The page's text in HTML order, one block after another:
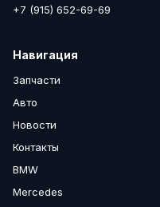
+7 (915) 652-69-69
Навигация
Запчасти
Авто
Новости
Контакты
BMW
Mercedes